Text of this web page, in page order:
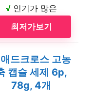
√ 인기가 많은
최저가보기
드크로스 고농
캡슐 세제 6p,
78g, 4개